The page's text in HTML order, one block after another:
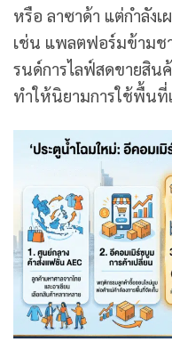
หรือ ลาซาด้า แต่กำลัง
เช่น แพลตฟอร์มข้ามช
รนด์การไลฟ์สดขายสินค้
ทำให้นิยามการใช้พื้น